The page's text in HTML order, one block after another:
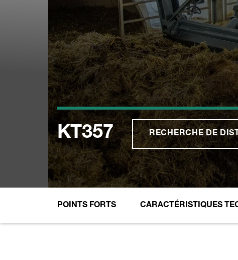
KT357 RECHERCHE DE
POINTS FORTS CARACTÉRISTIQUES